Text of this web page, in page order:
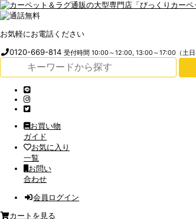
お気軽にお電話ください
0120-669-814受付時間 10:00～12:00, 13:00～17:00（土日
お買い物
ガイド
お気に入り
一覧
お問い
合わせ
会員ログイン
カートを見る